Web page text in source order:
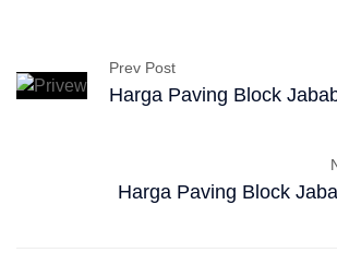
Prev Post
Harga Paving Block
Harga Paving Block